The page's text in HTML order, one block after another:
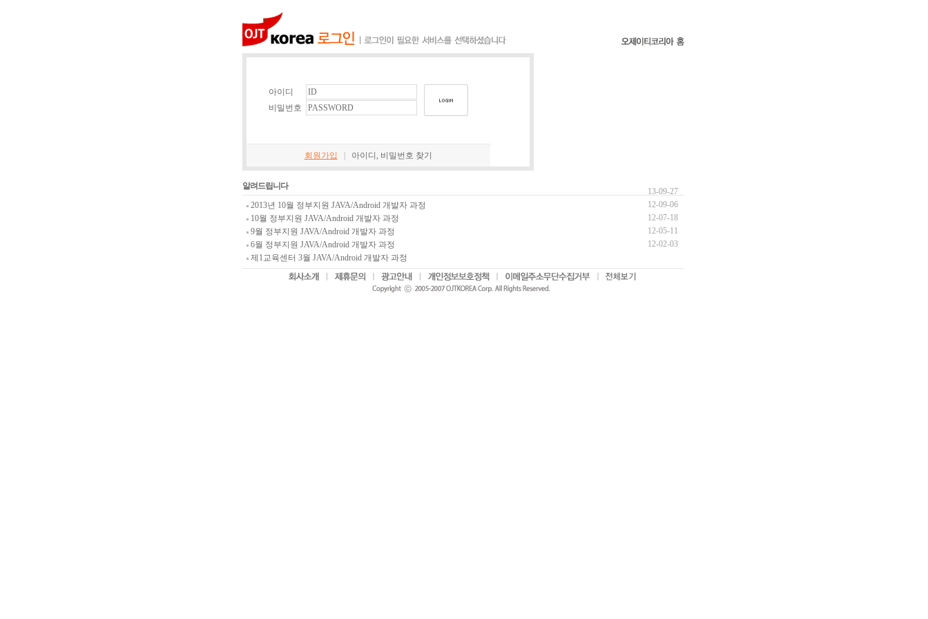
아이디
비밀번호
회원가입 아이디, 비밀번호 찾기
알려드립니다
2013년 10월 정부지원 JAVA/Android 개발자 과정
13-09-27
10월 정부지원 JAVA/Android 개발자 과정
12-09-06
9월 정부지원 JAVA/Android 개발자 과정
12-07-18
6월 정부지원 JAVA/Android 개발자 과정
12-05-11
제1교육센터 3월 JAVA/Android 개발자 과정
12-02-03